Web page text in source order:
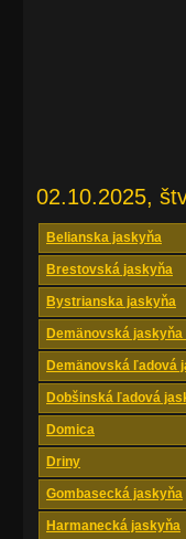
02.10.2025,
Belianska jaskyňa
Brestovská jaskyňa
Bystrianska jaskyňa
Demänovská
Demänovská ľadová
Dobšinská ľadová
Domica
Driny
Gombasecká jaskyňa
Harmanecká jaskyňa